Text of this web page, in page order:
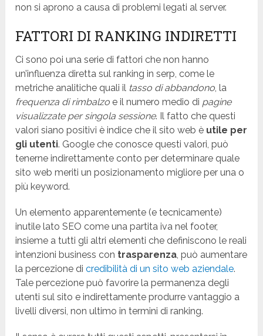
non si aprono a causa di problemi legati al server.
FATTORI DI RANKING INDIRETTI
Ci sono poi una serie di fattori che non hanno
un’influenza diretta sul ranking in serp, come le
metriche analitiche quali il tasso di abbandono, la
frequenza di rimbalzo e il numero medio di pagine
visualizzate per singola sessione. Il fatto che questi
valori siano positivi è indice che il sito web è utile per
gli utenti. Google che conosce questi valori, può
tenerne indirettamente conto per determinare quale
sito web meriti un posizionamento migliore per una o
più keyword.
Un elemento apparentemente (e tecnicamente)
inutile lato SEO come una partita iva nel footer,
insieme a tutti gli altri elementi che definiscono le reali
intenzioni business con trasparenza, può aumentare
la percezione dicredibilità di un sito web aziendale.
Tale percezione può favorire la permanenza degli
utenti sul sito e indirettamente produrre vantaggio a
livelli diversi, non ultimo in termini di ranking.